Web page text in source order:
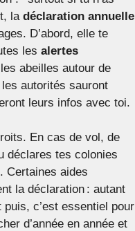
la déclaration annuelle
D’abord, elle te
les alertes
abeilles autour de
autorités sauront
leurs infos avec toi.
En cas de vol, de
déclares tes colonies
Certaines aides
la déclaration : autant
puis, c’est essentiel pour
d’année en année et